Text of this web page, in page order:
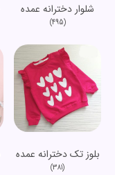
شلوار دخترانه عمده
(495)
بلوز تک دخترانه عمده
(381)